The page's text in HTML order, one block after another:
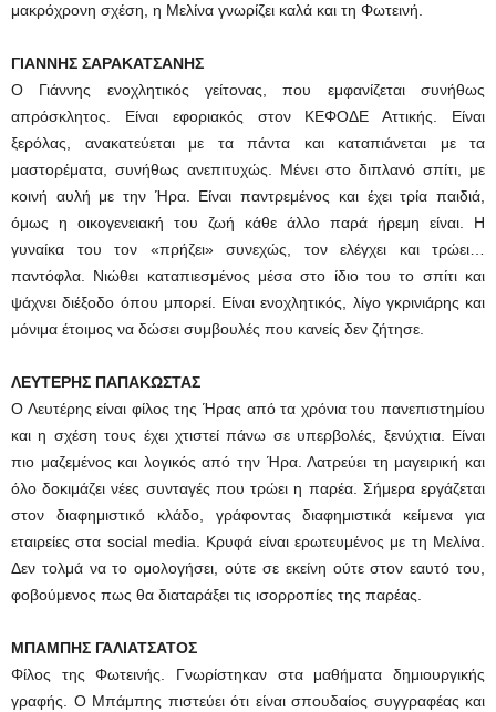
μακρόχρονη σχέση, η Μελίνα γνωρίζει καλά και τη Φωτεινή.
ΓΙΑΝΝΗΣ ΣΑΡΑΚΑΤΣΑΝΗΣ
Ο Γιάννης ενοχλητικός γείτονας, που εμφανίζεται συνήθως
απρόσκλητος. Είναι εφοριακός στον ΚΕΦΟΔΕ Αττικής. Είναι
ξερόλας, ανακατεύεται με τα πάντα και καταπιάνεται με τα
μαστορέματα, συνήθως ανεπιτυχώς. Μένει στο διπλανό σπίτι, με
κοινή αυλή με την Ήρα. Είναι παντρεμένος και έχει τρία παιδιά,
όμως η οικογενειακή του ζωή κάθε άλλο παρά ήρεμη είναι. Η
γυναίκα του τον «πρήζει» συνεχώς, τον ελέγχει και τρώει…
παντόφλα. Νιώθει καταπιεσμένος μέσα στο ίδιο του το σπίτι και
ψάχνει διέξοδο όπου μπορεί. Είναι ενοχλητικός, λίγο γκρινιάρης και
μόνιμα έτοιμος να δώσει συμβουλές που κανείς δεν ζήτησε.
ΛΕΥΤΕΡΗΣ ΠΑΠΑΚΩΣΤΑΣ
Ο Λευτέρης είναι φίλος της Ήρας από τα χρόνια του πανεπιστημίου
και η σχέση τους έχει χτιστεί πάνω σε υπερβολές, ξενύχτια. Είναι
πιο μαζεμένος και λογικός από την Ήρα. Λατρεύει τη μαγειρική και
όλο δοκιμάζει νέες συνταγές που τρώει η παρέα. Σήμερα εργάζεται
στον διαφημιστικό κλάδο, γράφοντας διαφημιστικά κείμενα για
εταιρείες στα social media. Κρυφά είναι ερωτευμένος με τη Μελίνα.
Δεν τολμά να το ομολογήσει, ούτε σε εκείνη ούτε στον εαυτό του,
φοβούμενος πως θα διαταράξει τις ισορροπίες της παρέας.
ΜΠΑΜΠΗΣ ΓΑΛΙΑΤΣΑΤΟΣ
Φίλος της Φωτεινής. Γνωρίστηκαν στα μαθήματα δημιουργικής
γραφής. Ο Μπάμπης πιστεύει ότι είναι σπουδαίος συγγραφέας και